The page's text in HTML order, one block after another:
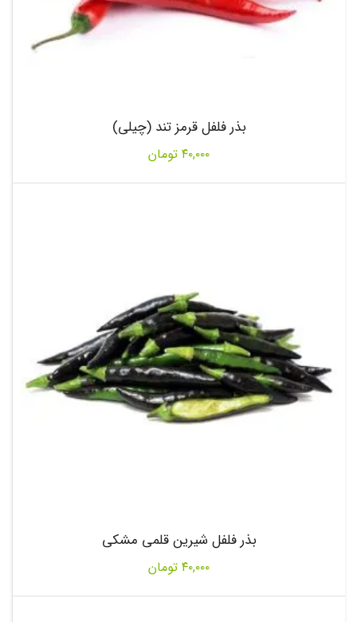
بذر فلفل قرمز تند (چیلی)
۴۰,۰۰۰ تومان
بذر فلفل شیرین قلمی مشکی
۴۰,۰۰۰ تومان